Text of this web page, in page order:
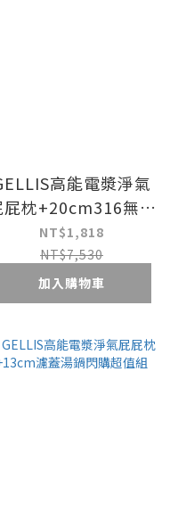
高能電漿淨氣
屁枕+20cm316無蓋
雪平鍋閃購超值組
NT$1,818
NT$7,530
加入購物車